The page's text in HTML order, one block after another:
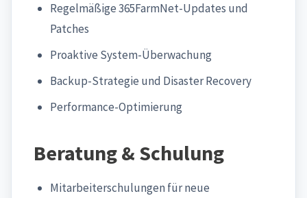
Regelmäßige 365FarmNet-Updates und
Patches
Proaktive System-Überwachung
Backup-Strategie und Disaster Recovery
Performance-Optimierung
Beratung & Schulung
Mitarbeiterschulungen für neue